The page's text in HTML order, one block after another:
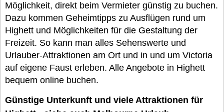
Möglichkeit, direkt beim Vermieter günstig zu buchen.
Dazu kommen Geheimtipps zu Ausflügen rund um
Highett und Möglichkeiten für die Gestaltung der
Freizeit. So kann man alles Sehenswerte und
Urlauber-Attraktionen am Ort und in und um Victoria
auf eigene Faust erleben. Alle Angebote in Highett
bequem online buchen.
Günstige Unterkunft und viele Attraktionen für